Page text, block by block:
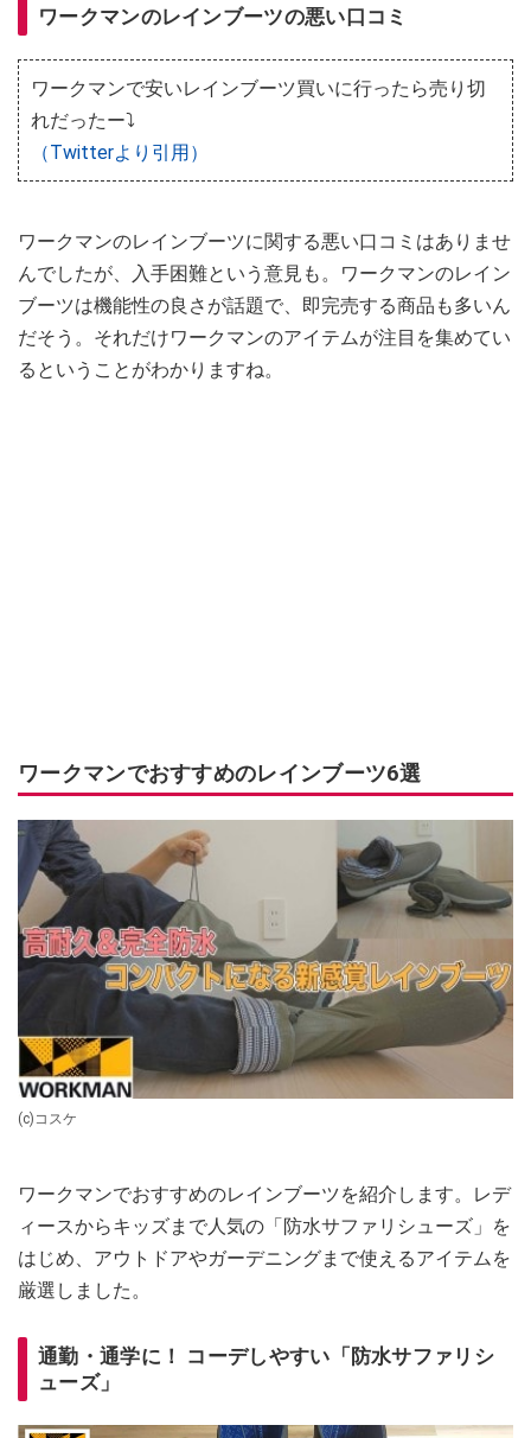
ワークマンのレインブーツの悪い口コミ
ワークマンで安いレインブーツ買いに行ったら売り切
れだったー⤵︎
（Twitterより引用）
ワークマンのレインブーツに関する悪い口コミはありませ
んでしたが、入手困難という意見も。ワークマンのレイン
ブーツは機能性の良さが話題で、即完売する商品も多いん
だそう。それだけワークマンのアイテムが注目を集めてい
るということがわかりますね。
ワークマンでおすすめのレインブーツ6選
(c)コスケ
ワークマンでおすすめのレインブーツを紹介します。レデ
ィースからキッズまで人気の「防水サファリシューズ」を
はじめ、アウトドアやガーデニングまで使えるアイテムを
厳選しました。
通勤・通学に！ コーデしやすい「防水サファリシ
ューズ」